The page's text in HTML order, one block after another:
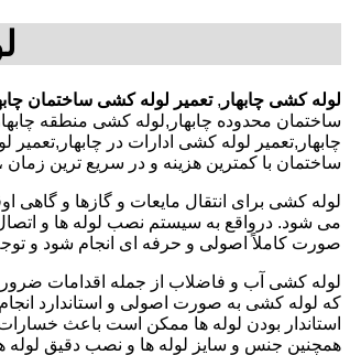
لوله کشی چابهار ,تعمیر لوله کشی ساختمان
ساختمان محدوده چابهار,لوله کشی منطقه
چابهار,تعمیر لوله کشی ادارات در
ساختمان با کمترین هزینه و در سریع ترین
لوله کشی برای انتقال مایعات و گازها و
می شود. درواقع به سیستم نصب لوله ها و اتصال
صورت کاملاً اصولی و حرفه ای انجام شود و
لوله کشی آب و فاضلاب از جمله اقدامات
که لوله کشی به صورت اصولی و استاندارد
استاندار بودن لوله ها ممکن است باعث
همچنین جنس و سایز لوله ها و نصب دقیق